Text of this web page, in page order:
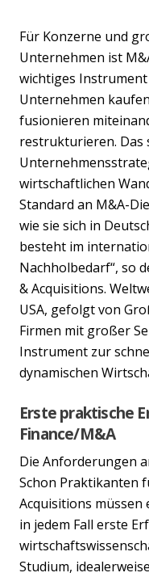
Für Konzerne und
Unternehmen ist
wichtiges
Unternehmen
fusionieren
restrukturieren. Das
wirtschaftlichen
Standard an M&A-
wie sie sich in
besteht im
Nachholbedarf“, so
& Acquisitions.
USA, gefolgt von
Firmen mit großer
Instrument zur
dynamischen
Erste praktische
Finance/M&A
Die Anforderungen
Schon Praktikanten
Acquisitions müssen
in jedem Fall erste
Studium,